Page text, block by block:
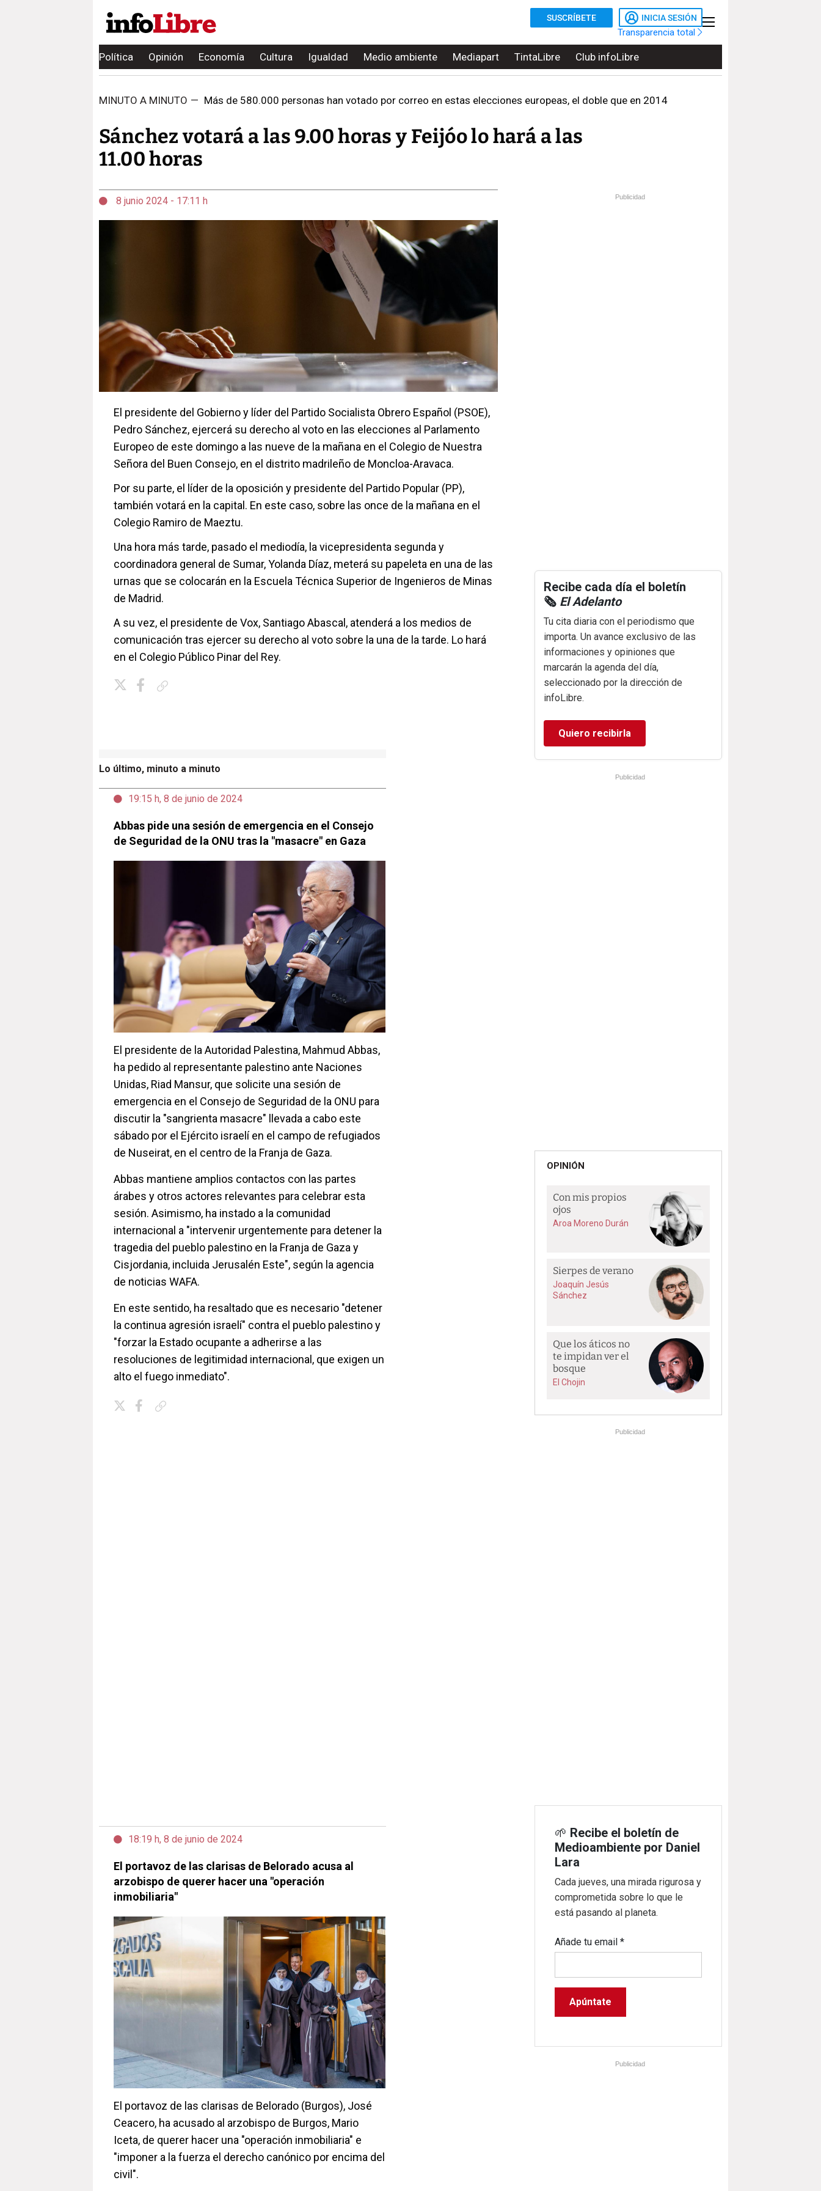
SUSCRÍBETE INICIA SESIÓN
Transparencia total
Política Opinión Economía Cultura Igualdad Medio ambiente Mediapart TintaLibre Club infoLibre
MINUTO A MINUTO — Más de 580.000 personas han votado por correo en estas elecciones europeas, el doble que en 2014
Sánchez votará a las 9.00 horas y Feijóo lo hará a las
11.00 horas
8 junio 2024 - 17:11 h
El presidente del Gobierno y líder del Partido Socialista Obrero Español (PSOE),
Pedro Sánchez, ejercerá su derecho al voto en las elecciones al Parlamento
Europeo de este domingo a las nueve de la mañana en el Colegio de Nuestra
Señora del Buen Consejo, en el distrito madrileño de Moncloa-Aravaca.
Por su parte, el líder de la oposición y presidente del Partido Popular (PP),
también votará en la capital. En este caso, sobre las once de la mañana en el
Colegio Ramiro de Maeztu.
Una hora más tarde, pasado el mediodía, la vicepresidenta segunda y
coordinadora general de Sumar, Yolanda Díaz, meterá su papeleta en una de las
urnas que se colocarán en la Escuela Técnica Superior de Ingenieros de Minas
de Madrid.
A su vez, el presidente de Vox, Santiago Abascal, atenderá a los medios de
comunicación tras ejercer su derecho al voto sobre la una de la tarde. Lo hará
en el Colegio Público Pinar del Rey.
Lo último, minuto a minuto
19:15 h, 8 de junio de 2024
Abbas pide una sesión de emergencia en el Consejo
de Seguridad de la ONU tras la "masacre" en Gaza
El presidente de la Autoridad Palestina, Mahmud Abbas,
ha pedido al representante palestino ante Naciones
Unidas, Riad Mansur, que solicite una sesión de
emergencia en el Consejo de Seguridad de la ONU para
discutir la "sangrienta masacre" llevada a cabo este
sábado por el Ejército israelí en el campo de refugiados
de Nuseirat, en el centro de la Franja de Gaza.
Abbas mantiene amplios contactos con las partes
árabes y otros actores relevantes para celebrar esta
sesión. Asimismo, ha instado a la comunidad
internacional a "intervenir urgentemente para detener la
tragedia del pueblo palestino en la Franja de Gaza y
Cisjordania, incluida Jerusalén Este", según la agencia
de noticias WAFA.
En este sentido, ha resaltado que es necesario "detener
la continua agresión israelí" contra el pueblo palestino y
"forzar la Estado ocupante a adherirse a las
resoluciones de legitimidad internacional, que exigen un
alto el fuego inmediato".
18:19 h, 8 de junio de 2024
El portavoz de las clarisas de Belorado acusa al
arzobispo de querer hacer una "operación
inmobiliaria"
El portavoz de las clarisas de Belorado (Burgos), José
Ceacero, ha acusado al arzobispo de Burgos, Mario
Iceta, de querer hacer una "operación inmobiliaria" e
"imponer a la fuerza el derecho canónico por encima del
civil".
Publicidad
Recibe cada día el boletín
🗞️ El Adelanto
Tu cita diaria con el periodismo que
importa. Un avance exclusivo de las
informaciones y opiniones que
marcarán la agenda del día,
seleccionado por la dirección de
infoLibre.
Quiero recibirla
Publicidad
OPINIÓN
Con mis propios
ojos
Aroa Moreno Durán
Sierpes de verano
Joaquín Jesús
Sánchez
Que los áticos no
te impidan ver el
bosque
El Chojin
Publicidad
🌱 Recibe el boletín de
Medioambiente por Daniel
Lara
Cada jueves, una mirada rigurosa y
comprometida sobre lo que le
está pasando al planeta.
Añade tu email*
Publicidad